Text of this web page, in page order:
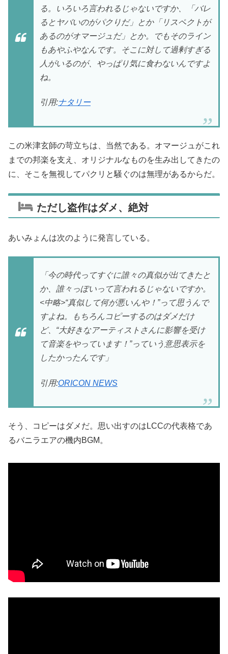
る。いろいろ言われるじゃないですか、「バレ
るとヤバいのがパクりだ」とか「リスペクトが
あるのがオマージュだ」とか。でもそのライン
もあやふやなんです。そこに対して過剰すぎる
人がいるのが、やっぱり気に食わないんですよ
ね。
引用:ナタリー
この米津玄師の苛立ちは、当然である。オマージュがこれ
までの邦楽を支え、オリジナルなものを生み出してきたの
に、そこを無視してパクリと騒ぐのは無理があるからだ。
ただし盗作はダメ、絶対
あいみょんは次のように発言している。
「今の時代ってすぐに誰々の真似が出てきたと
か、誰々っぽいって言われるじゃないですか。
<中略>“真似して何が悪いんや！”って思うんで
すよね。もちろんコピーするのはダメだけ
ど、“大好きなアーティストさんに影響を受け
て音楽をやっています！”っていう意思表示を
したかったんです」
引用:ORICON NEWS
そう、コピーはダメだ。思い出すのはLCCの代表格であ
るバニラエアの機内BGM。